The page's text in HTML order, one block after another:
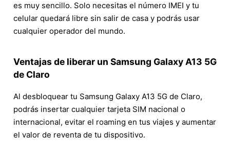
es muy sencillo. Solo necesitas el número IMEI y tu
celular quedará libre sin salir de casa y podrás usar
cualquier operador del mundo.
Ventajas de liberar un Samsung Galaxy A13 5G
de Claro
Al desbloquear tu Samsung Galaxy A13 5G de Claro,
podrás insertar cualquier tarjeta SIM nacional o
internacional, evitar el roaming en tus viajes y aumentar
el valor de reventa de tu dispositivo.